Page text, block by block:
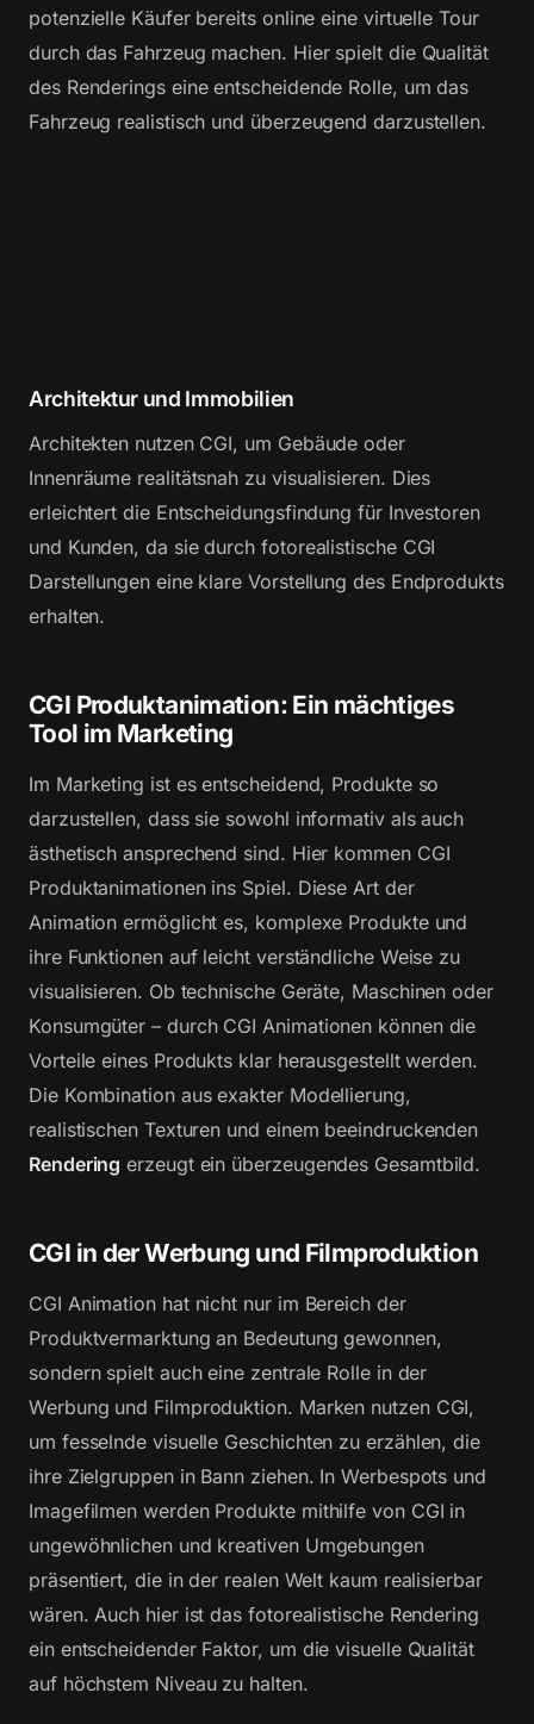
potenzielle Käufer bereits online eine virtuelle Tour
durch das Fahrzeug machen. Hier spielt die Qualität
des Renderings eine entscheidende Rolle, um das
Fahrzeug realistisch und überzeugend darzustellen.
Architektur und Immobilien
Architekten nutzen CGI, um Gebäude oder
Innenräume realitätsnah zu visualisieren. Dies
erleichtert die Entscheidungsfindung für Investoren
und Kunden, da sie durch fotorealistische CGI
Darstellungen eine klare Vorstellung des Endprodukts
erhalten.
CGI Produktanimation: Ein mächtiges
Tool im Marketing
Im Marketing ist es entscheidend, Produkte so
darzustellen, dass sie sowohl informativ als auch
ästhetisch ansprechend sind. Hier kommen CGI
Produktanimationen ins Spiel. Diese Art der
Animation ermöglicht es, komplexe Produkte und
ihre Funktionen auf leicht verständliche Weise zu
visualisieren. Ob technische Geräte, Maschinen oder
Konsumgüter – durch CGI Animationen können die
Vorteile eines Produkts klar herausgestellt werden.
Die Kombination aus exakter Modellierung,
realistischen Texturen und einem beeindruckenden
Rendering erzeugt ein überzeugendes Gesamtbild.
CGI in der Werbung und Filmproduktion
CGI Animation hat nicht nur im Bereich der
Produktvermarktung an Bedeutung gewonnen,
sondern spielt auch eine zentrale Rolle in der
Werbung und Filmproduktion. Marken nutzen CGI,
um fesselnde visuelle Geschichten zu erzählen, die
ihre Zielgruppen in Bann ziehen. In Werbespots und
Imagefilmen werden Produkte mithilfe von CGI in
ungewöhnlichen und kreativen Umgebungen
präsentiert, die in der realen Welt kaum realisierbar
wären. Auch hier ist das fotorealistische Rendering
ein entscheidender Faktor, um die visuelle Qualität
auf höchstem Niveau zu halten.